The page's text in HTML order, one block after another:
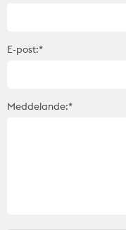
E-post:*
Meddelande:*